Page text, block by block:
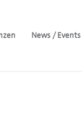
News / Events